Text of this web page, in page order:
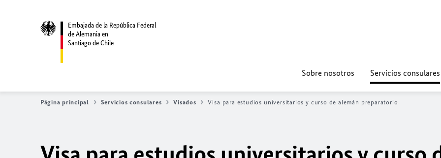
Embajada de la República Federal
de Alemania en
Santiago de Chile
Sobre nosotros Servicios consulares
Página principal Servicios consulares Visados Visa para estudios universitarios y curso de alemán preparatorio